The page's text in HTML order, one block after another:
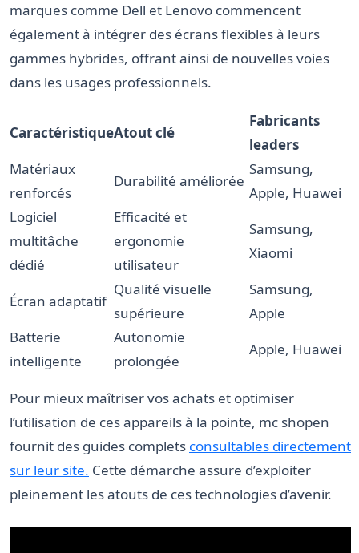
marques comme Dell et Lenovo commencent
également à intégrer des écrans flexibles à leurs
gammes hybrides, offrant ainsi de nouvelles voies
dans les usages professionnels.
CaractéristiqueAtout clé
Fabricants
leaders
Matériaux
renforcés
Durabilité améliorée
Samsung,
Apple, Huawei
Logiciel
multitâche
dédié
Efficacité et
ergonomie
utilisateur
Samsung,
Xiaomi
Écran adaptatif
Qualité visuelle
supérieure
Samsung,
Apple
Batterie
intelligente
Autonomie
prolongée
Apple, Huawei
Pour mieux maîtriser vos achats et optimiser
l’utilisation de ces appareils à la pointe, mc shopen
fournit des guides complets consultables directement
sur leur site. Cette démarche assure d’exploiter
pleinement les atouts de ces technologies d’avenir.